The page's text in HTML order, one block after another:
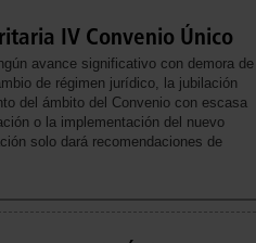
IV Convenio Único
avance significativo con demora de
de régimen jurídico, la jubilación
del ámbito del Convenio con escasa
o la implementación del nuevo
solo dará recomendaciones de